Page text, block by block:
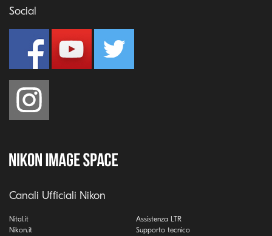
Social
Canali Ufficiali Nikon
Nital.it
Nikon.it
Assistenza LTR
Supporto tecnico